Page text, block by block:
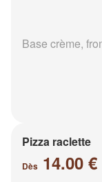
Base crème,
Pizza raclette
Dès 14.00 €